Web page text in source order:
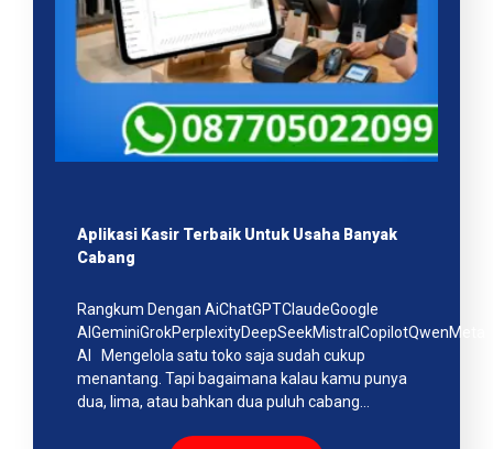
Aplikasi Kasir Terbaik Untuk Usaha Banyak
Cabang
Rangkum Dengan AiChatGPTClaudeGoogle
AIGeminiGrokPerplexityDeepSeekMistralCopilotQwenMeta
AI Mengelola satu toko saja sudah cukup
menantang. Tapi bagaimana kalau kamu punya
dua, lima, atau bahkan dua puluh cabang…